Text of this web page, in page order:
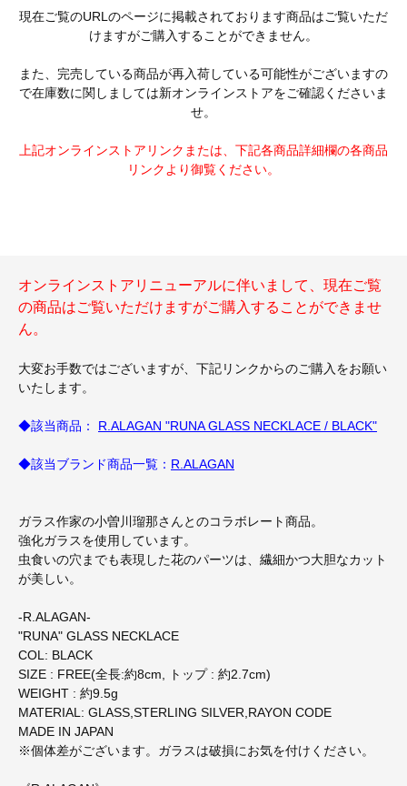
現在ご覧のURLのページに掲載されております商品はご覧いただ
けますがご購入することができません。
また、完売している商品が再入荷している可能性がございますの
で在庫数に関しましては新オンラインストアをご確認くださいま
せ。
上記オンラインストアリンクまたは、下記各商品詳細欄の各商品
リンクより御覧ください。
オンラインストアリニューアルに伴いまして、現在ご覧
の商品はご覧いただけますがご購入することができませ
ん。
大変お手数ではございますが、下記リンクからのご購入をお願い
いたします。
◆該当商品： R.ALAGAN "RUNA GLASS NECKLACE / BLACK"
◆該当ブランド商品一覧： R.ALAGAN
ガラス作家の小曽川瑠那さんとのコラボレート商品。
強化ガラスを使用しています。
虫食いの穴までも表現した花のパーツは、繊細かつ大胆なカット
が美しい。
-R.ALAGAN-
"RUNA" GLASS NECKLACE
COL: BLACK
SIZE : FREE(全長:約8cm, トップ : 約2.7cm)
WEIGHT : 約9.5g
MATERIAL: GLASS,STERLING SILVER,RAYON CODE
MADE IN JAPAN
※個体差がございます。ガラスは破損にお気を付けください。